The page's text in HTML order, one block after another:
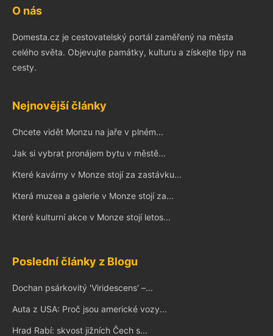
O nás
Domesta.cz je cestovatelský portál zaměřený na města
celého světa. Objevujte památky, kulturu a získejte tipy na
cesty.
Nejnovější články
Chcete vidět Monzu na jaře v plném...
Jak si vybrat pronájem bytu v městě...
Které kavárny v Monze stojí za zastávku...
Která muzea a galerie v Monze stojí za...
Které kulturní akce v Monze stojí letos...
Poslední články z Blogu
Dochan psárkovitý 'Viridescens' –...
Auta z USA: Proč jsou americké vozy...
Hrad Rabí: skvost jižních Čech s...